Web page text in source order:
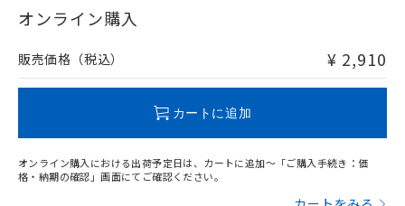
在庫等で未対応品が混在する可能性があります。
問い合わせください。
オンライン購入
販売価格（税込） ¥ 2,910
カートに追加
オンライン購入における出荷予定日は、カートに追加～「ご購入手続き：価
格・納期の確認」画面にてご確認ください。